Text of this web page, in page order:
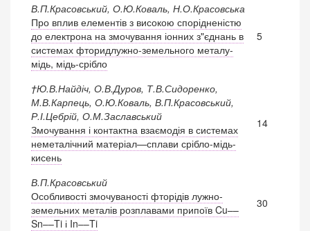
В.П.Красовський, О.Ю.Коваль, Н.О.Красовська
Про вплив елементів з високою спорідненістю
до електрона на змочування іонних з"єднань в
системах фторидлужно-земельного металу-
мідь, мідь-срібло
5
†Ю.В.Найдіч, О.В.Дуров, Т.В.Сидоренко,
М.В.Карпець, О.Ю.Коваль, В.П.Красовський,
Р.І.Цебрій, О.М.Заславський
Змочування і контактна взаємодія в системах
неметалічний матеріал—сплави срібло-мідь-
кисень
14
В.П.Красовський
Особливості змочуваності фторідів лужно-
земельних металів розплавами припоїв Cu––
Sn––Ti і In––Ti
30